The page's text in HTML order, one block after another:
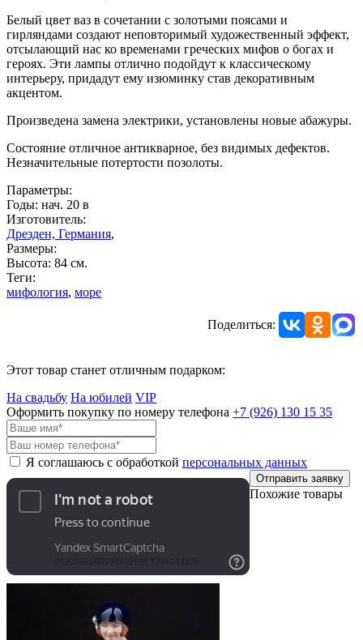
Белый цвет ваз в сочетании с золотыми поясами и
гирляндами создают неповторимый художественный эффект,
отсылающий нас ко временами греческих мифов о богах и
героях. Эти лампы отлично подойдут к классическому
интерьеру, придадут ему изюминку став декоративным
акцентом.
Произведена замена электрики, установлены новые абажуры.
Состояние отличное антикварное, без видимых дефектов.
Незначительные потертости позолоты.
Параметры:
Годы: нач. 20 в
Изготовитель:
Дрезден, Германия,
Размеры:
Высота: 84 см.
Теги:
мифология, море
Поделиться:
Этот товар станет отличным подарком:
На свадьбу На юбилей VIP
Оформить покупку по номеру телефона +7 (926) 130 15 35
Я соглашаюсь с обработкой персональных данных
Отправить заявку
Похожие товары